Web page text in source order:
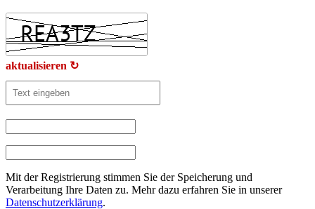
aktualisieren ↻
Mit der Registrierung stimmen Sie der Speicherung und
Verarbeitung Ihre Daten zu. Mehr dazu erfahren Sie in unserer
Datenschutzerklärung.